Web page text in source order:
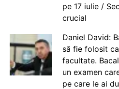
pe 17 iulie /
crucial
Daniel David:
să fie folosit
facultate.
un examen
pe care le ai